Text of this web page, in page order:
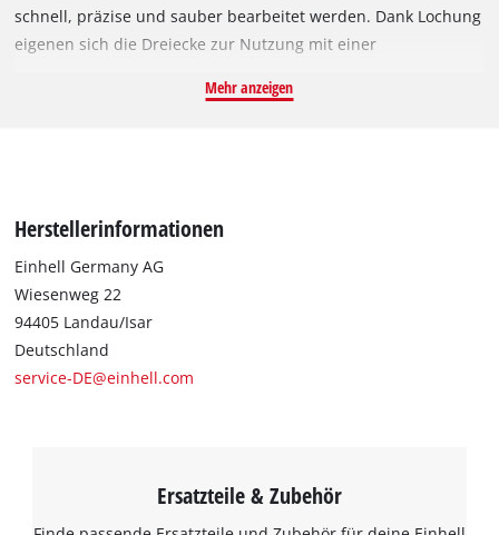
schnell, präzise und sauber bearbeitet werden. Dank Lochung
eigenen sich die Dreiecke zur Nutzung mit einer
einen werkzeuglosen Wechsel. Durch verschiedenen
Multischleifer TE-OS 18/150 Li Solo. Alle Schleifdreiecke des
Sets haben die Maße 150x150x100 mm. Im Set sind 15
Dreiecke mit drei verschiedenen Körnungen enthalten, 5x P60,
5x P120 und 5x P180.
Mehr anzeigen
Herstellerinformationen
Einhell Germany AG
Wiesenweg 22
94405 Landau/Isar
Deutschland
service-DE@einhell.com
Ersatzteile & Zubehör